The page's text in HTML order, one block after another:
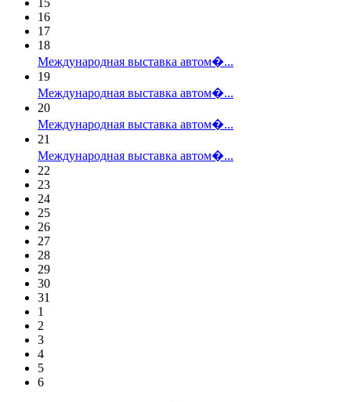
16
17
18
Международная выставка автом�...
19
Международная выставка автом�...
20
Международная выставка автом�...
21
Международная выставка автом�...
22
23
24
25
26
27
28
29
30
31
1
2
3
4
5
6